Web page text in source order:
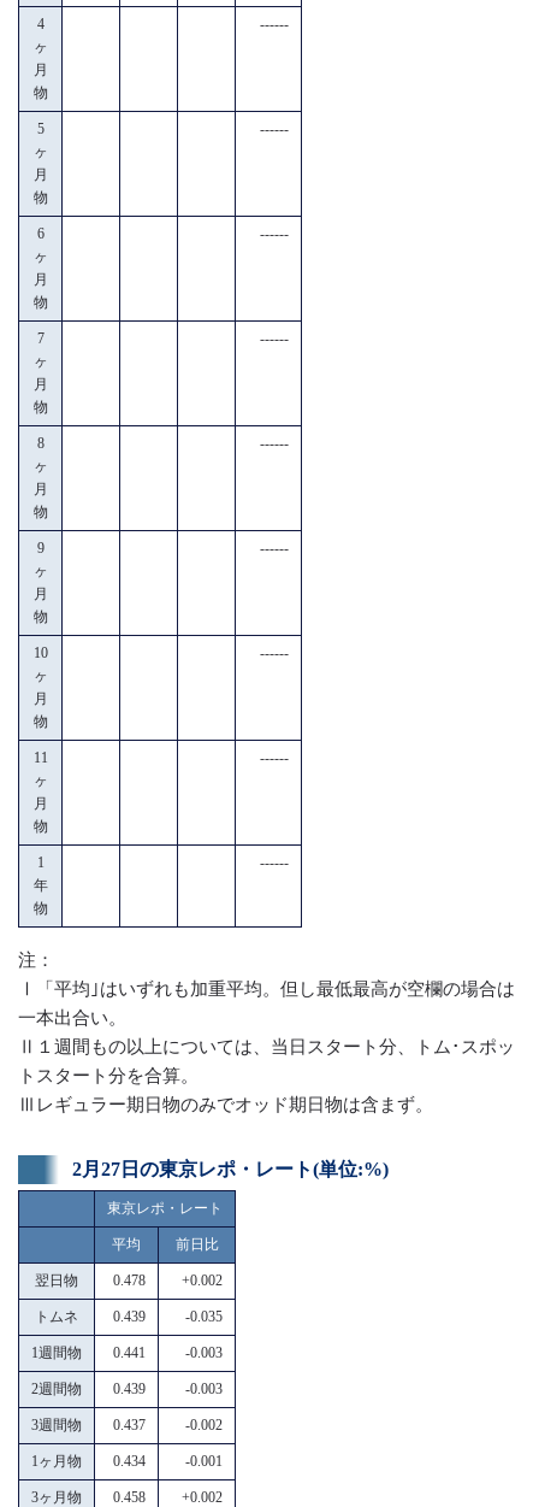
4
ヶ
月
物
------
5
ヶ
月
物
------
6
ヶ
月
物
------
7
ヶ
月
物
------
8
ヶ
月
物
------
9
ヶ
月
物
------
10
ヶ
月
物
------
11
ヶ
月
物
------
1
年
物
------
注：
Ⅰ「平均｣はいずれも加重平均。但し最低最高が空欄の場合は
一本出合い。
Ⅱ１週間もの以上については、当日スタート分、トム･スポッ
トスタート分を合算。
Ⅲレギュラー期日物のみでオッド期日物は含まず。
2月27日の東京レポ・レート(単位:%)
東京レポ・レート
平均 前日比
翌日物 0.478 +0.002
トムネ 0.439 -0.035
1週間物 0.441 -0.003
2週間物 0.439 -0.003
3週間物 0.437 -0.002
1ヶ月物 0.434 -0.001
3ヶ月物 0.458 +0.002